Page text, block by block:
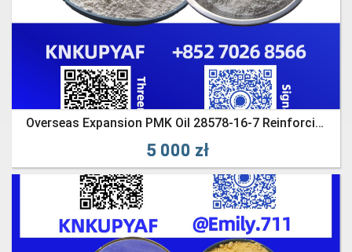
Overseas Expansion PMK Oil 28578-16-7 Reinforcing Visibility
5 000 zł